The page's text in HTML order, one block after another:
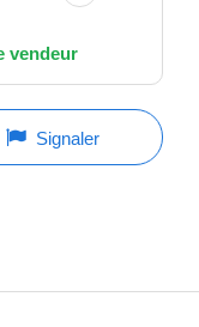
vendeur
Signaler